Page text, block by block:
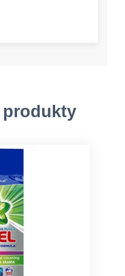
produkty